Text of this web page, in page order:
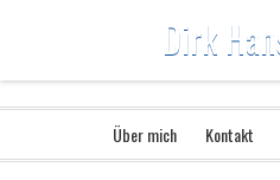
Dirk
Über mich Kontakt